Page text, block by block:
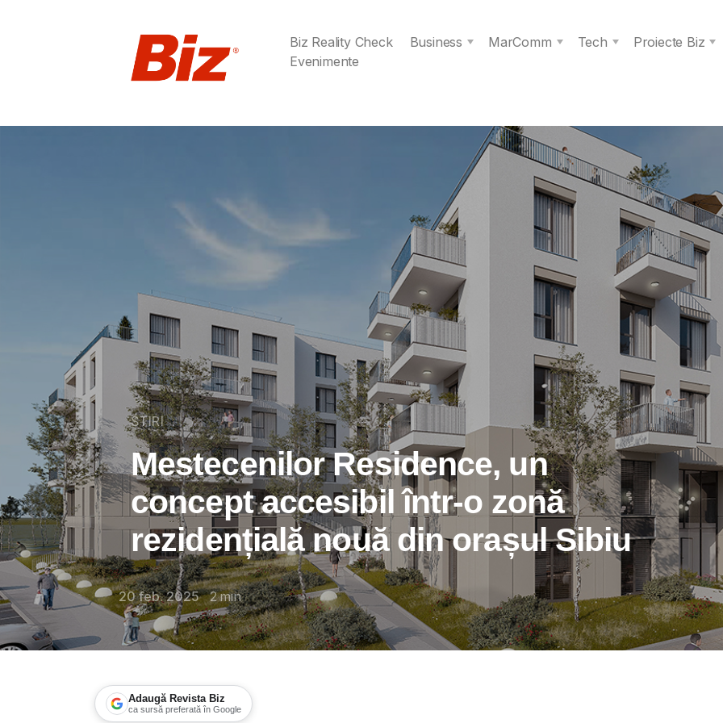
Biz Reality Check Business MarComm Tech
Proiecte Biz
Evenimente
STIRI
Mestecenilor Residence, un
concept accesibil într-o zonă
rezidențială nouă din orașul Sibiu
20 feb. 2025 2min
Adaugă Revista Biz
ca sursă preferată în Google